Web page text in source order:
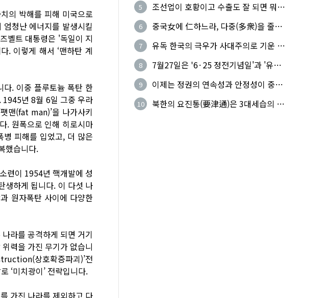
의 박해를 피해 미국으로
청난 에너지를 발생시킬
벨트 대통령은 '독일이 지
. 이렇게 해서 ‘맨하탄 계
. 이중 플루토늄 폭탄 한
1945년 8월 6일 그중 우라
맨(fat man)’을 나가사키
. 원폭으로 인해 히로시마
피해를 입었고, 더 많은
했습니다.
련이 1954년 핵개발에 성
생하게 됩니다. 이 다섯 나
원자폭탄 사이에 다양한
라를 공격하게 되면 거기
력을 가진 무기가 없습니
상호확증파괴)’전
‘미치광이’ 전략입니다.
가진 나라를 제외하고 다
5
조선업이 호황이고 수출도 잘 되면 뭐하
6
중국女에 仁하느라, 다중(多衆)을 줄세
7
유독 한국의 극우가 사대주의로 기운 이
8
7월27일은 '6·25 정전기념일'과 '유엔
9
이제는 정권의 연속성과 안정성이 중요
10
북한의 요진통(要津通)은 3대세습의 사